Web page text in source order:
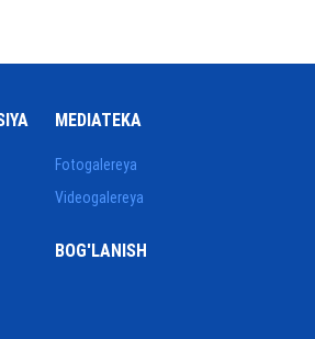
MEDIATEKA
Fotogalereya
Videogalereya
BOG'LANISH